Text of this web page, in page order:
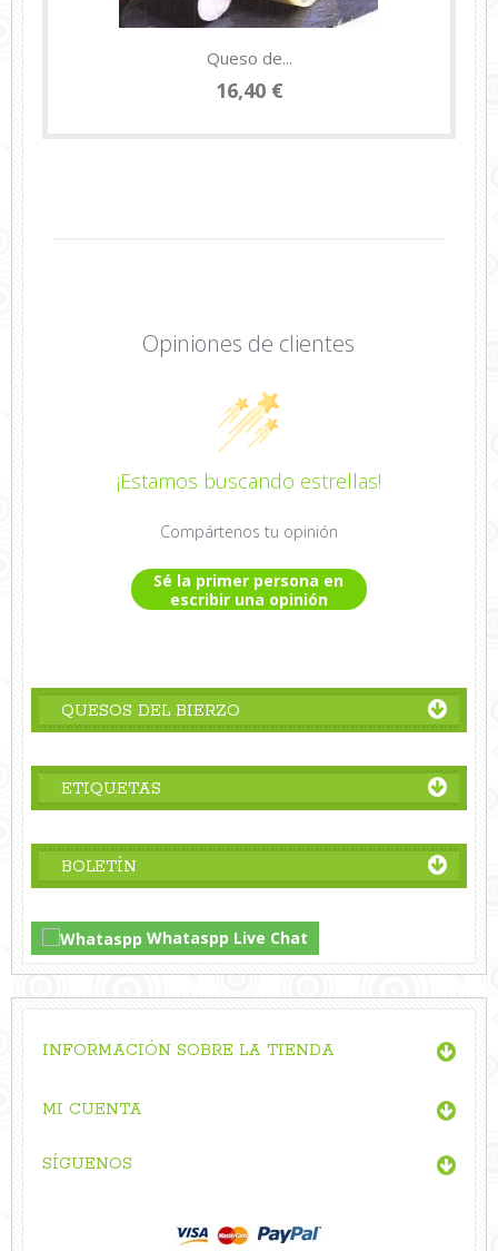
Queso de...
16,40 €
Opiniones de clientes
¡Estamos buscando estrellas!
Compártenos tu opinión
Sé la primer persona en
escribir una opinión
QUESOS DEL BIERZO
ETIQUETAS
BOLETÍN
Whataspp Live Chat
INFORMACIÓN SOBRE LA TIENDA
MI CUENTA
SÍGUENOS